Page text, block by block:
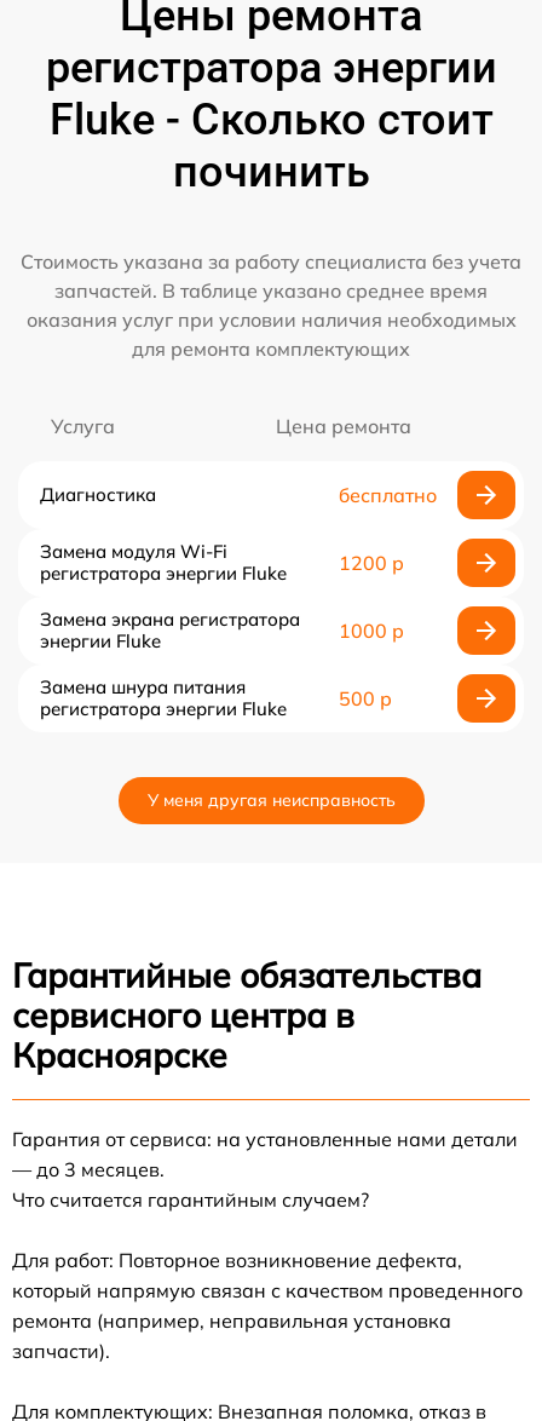
Цены ремонта
регистратора энергии
Fluke - Сколько стоит
починить
Стоимость указана за работу специалиста без учета
запчастей. В таблице указано среднее время
оказания услуг при условии наличия необходимых
для ремонта комплектующих
Услуга Цена ремонта
Диагностика бесплатно
Замена модуля Wi-Fi
регистратора энергии Fluke
1200 р
Замена экрана регистратора
энергии Fluke
1000 р
Замена шнура питания
регистратора энергии Fluke
500 р
У меня другая неисправность
Гарантийные обязательства
сервисного центра в
Красноярске
Гарантия от сервиса: на установленные нами детали
— до 3 месяцев.
Что считается гарантийным случаем?
Для работ: Повторное возникновение дефекта,
который напрямую связан с качеством проведенного
ремонта (например, неправильная установка
запчасти).
Для комплектующих: Внезапная поломка, отказ в